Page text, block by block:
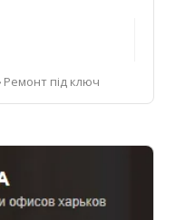
Ремонт під ключ